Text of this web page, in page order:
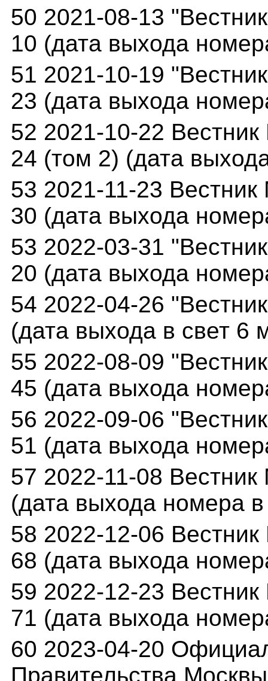
50 2021-08-13
10 (дата выхода
51 2021-10-19
23 (дата выхода
52 2021-10-22 Вестник
24 (том 2) (дата
53 2021-11-23
30 (дата выхода
53 2022-03-31
20 (дата выхода
54 2022-04-26
(дата выхода в свет 6
55 2022-08-09
45 (дата выхода
56 2022-09-06
51 (дата выхода
57 2022-11-08
(дата выхода номера в
58 2022-12-06
68 (дата выхода
59 2022-12-23
71 (дата выхода
60 2023-04-20
Правительства